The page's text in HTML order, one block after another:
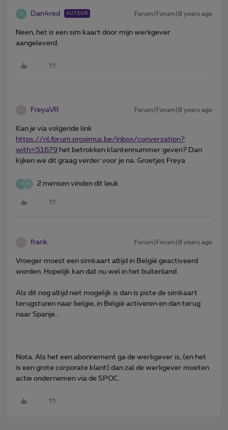
D Dan4red AUTEUR Forum|Forum|8 years ago
Neen, het is een sim kaart door mijn werkgever
aangeleverd.
FreyaVR Forum|Forum|8 years ago
Kan je via volgende link
https://nl. forum.proximus.be/inbox/conversation?
with=51679 het betrokken klantennummer geven? Dan
kijken we dit graag verder voor je na. Groetjes Freya
W O 2 mensen vinden dit leuk
frank Forum|Forum|8 years ago
Vroeger moest een simkaart altijd in België geactiveerd
worden. Hopelijk kan dat nu wel in het buitenland.
Als dit nog altijd niet mogelijk is dan is piste de simkaart
terugsturen naar belgie, in België activeren en dan terug
naar Spanje..
Nota. Als het een abonnement ga de werkgever is, (en het
is een grote corporate klant) dan zal de werkgever moeten
actie ondernemen via de SPOC.